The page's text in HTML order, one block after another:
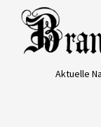
Aktuelle